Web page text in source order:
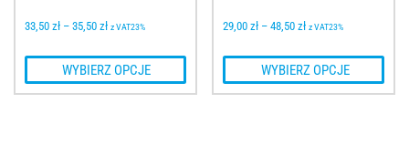
33,50 zł – 35,50 zł z VAT23%
WYBIERZ OPCJE
29,00 zł – 48,50 zł z VAT23%
WYBIERZ OPCJE